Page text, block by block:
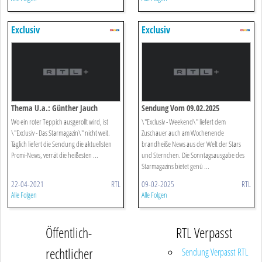
Exclusiv
Thema U.a.: Günther Jauch
Wo ein roter Teppich ausgerollt wird, ist
\"Exclusiv - Das Starmagazin\" nicht weit.
Täglich liefert die Sendung die aktuellsten
Promi-News, verrät die heißesten ...
22-04-2021 RTL
Alle Folgen
Exclusiv
Sendung Vom 09.02.2025
\"Exclusiv - Weekend\" liefert dem
Zuschauer auch am Wochenende
brandheiße News aus der Welt der Stars
und Sternchen. Die Sonntagsausgabe des
Starmagazins bietet genü ...
09-02-2025 RTL
Alle Folgen
Öffentlich-
rechtlicher
RTL Verpasst
Sendung Verpasst RTL